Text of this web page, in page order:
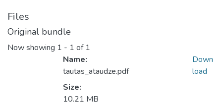
Files
Original bundle
Now showing 1 - 1 of 1
Name:
tautas_ataudze.pdf
Size:
10.21 MB
Down
load